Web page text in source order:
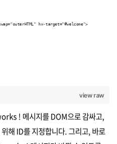
hx-target="#welcome">
view raw
! 메시지를 DOM으로 감싸고,
해 ID를 지정합니다. 그리고, 바로